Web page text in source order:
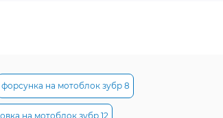
форсунка на мотоблок зубр 8